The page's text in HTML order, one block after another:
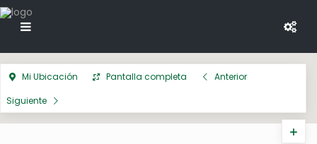
Mi Ubicación Pantalla completa
Anterior
Siguiente